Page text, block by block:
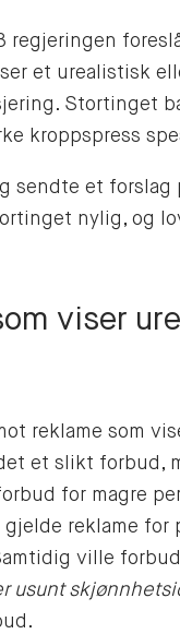
regjeringen
et urealistisk
Stortinget
kroppspress
sendte et
nylig, og
viser
reklame som
et slikt forbud,
for magre
reklame for
ville
usunt